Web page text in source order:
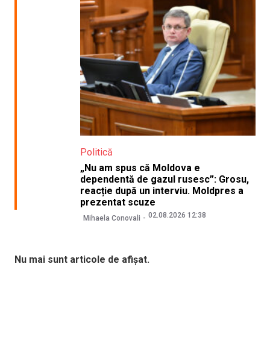
Politică
„Nu am spus că Moldova e
dependentă de gazul rusesc”: Grosu,
reacție după un interviu. Moldpres a
prezentat scuze
Mihaela Conovali 02.08.2026 12:38
Nu mai sunt articole de afișat.